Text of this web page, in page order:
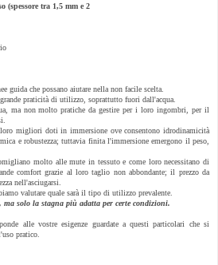
(spessore tra 1,5 mm e 2
guida che possano aiutare nella non facile scelta.
praticità di utilizzo, soprattutto fuori dall'acqua.
ma non molto pratiche da gestire per i loro ingombri, per il
migliori doti in immersione ove consentono idrodinamicità
e robustezza; tuttavia finita l'immersione emergono il peso,
molto alle mute in tessuto e come loro necessitano di
comfort grazie al loro taglio non abbondante; il prezzo da
nell'asciugarsi.
valutare quale sarà il tipo di utilizzo prevalente.
ma solo la stagna più adatta per certe condizioni.
alle vostre esigenze guardate a questi particolari che si
pratico.